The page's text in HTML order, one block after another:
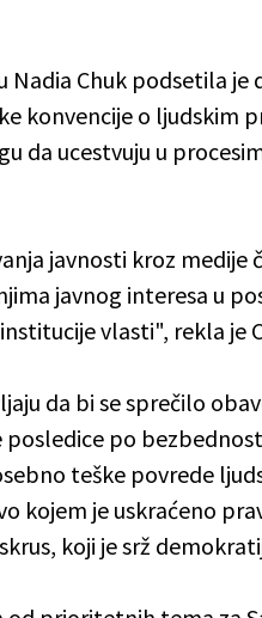
Nadia Chuk podsetila je
konvencije o ljudskim
da ucestvuju u
javnosti kroz medije
javnog interesa u
vlasti", rekla je
da bi se sprečilo
po
teške povrede
kojem je uskraćeno
koji je srž